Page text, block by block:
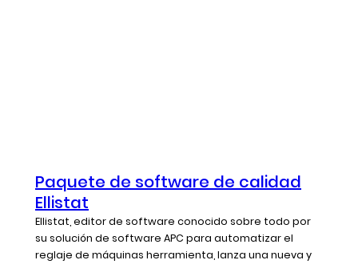
Paquete de software de calidad
Ellistat
Ellistat, editor de software conocido sobre todo por
su solución de software APC para automatizar el
reglaje de máquinas herramienta, lanza una nueva y